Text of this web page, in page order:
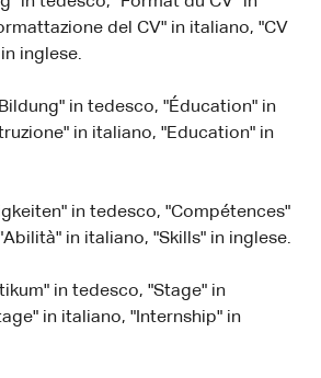
del CV" in italiano, "CV
inglese.
in tedesco, "Éducation" in
in italiano, "Education" in
in tedesco, "Compétences"
in italiano, "Skills" in inglese.
in tedesco, "Stage" in
in italiano, "Internship" in